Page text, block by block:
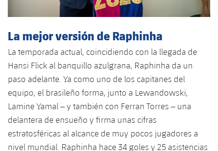
Calendario
Resultados
Clasificaciones
Fotos
Voleibol masculino
Voleibol femenino
Apúntate a las amateurs
Carnet de las Secciones Amateurs
League of Legends
VALORANT Rising
VALORANT Game Changers
La mejor versión de Raphinha
La temporada actual, coincidiendo con la llegada de
Hansi Flick al banquillo azulgrana, Raphinha da un
paso adelante. Ya como uno de los capitanes del
equipo, el brasileño forma, junto a Lewandowski,
Lamine Yamal – y también con Ferran Torres – una
delantera de ensueño y firma unas cifras
estratosféricas al alcance de muy pocos jugadores a
nivel mundial. Raphinha hace 34 goles y 25 asistencias